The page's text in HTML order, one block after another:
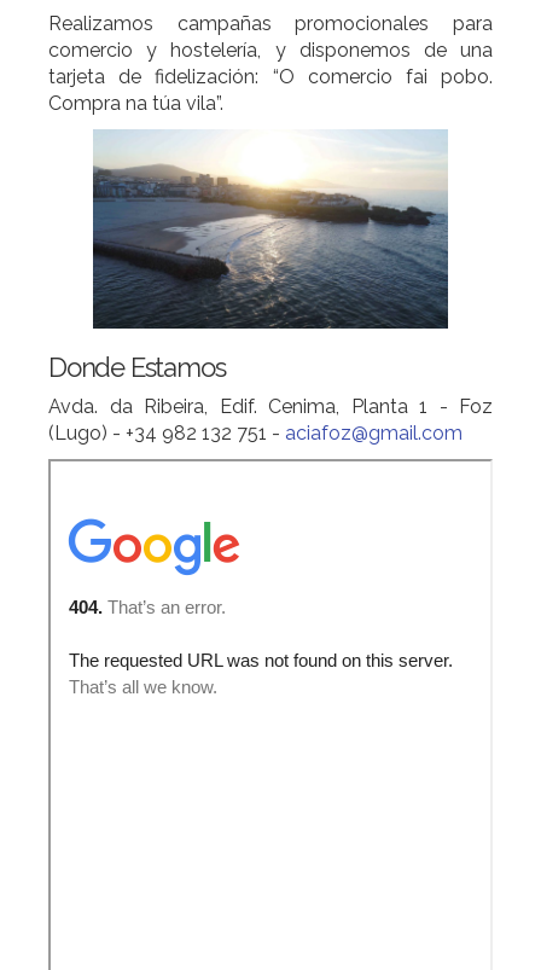
Realizamos campañas promocionales para
comercio y hostelería, y disponemos de una
tarjeta de fidelización: “O comercio fai pobo.
Compra na túa vila”.
Donde Estamos
Avda. da Ribeira, Edif. Cenima, Planta 1 - Foz
(Lugo) - +34 982 132 751 - aciafoz@gmail.com